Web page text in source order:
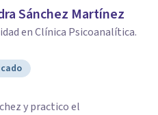
Sánchez Martínez
en Clínica Psicoanalítica.
y practico el